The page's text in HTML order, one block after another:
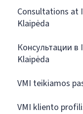
Consultations at
Klaipėda
Консультации
Klaipėda
VMI teikiamos
VMI kliento